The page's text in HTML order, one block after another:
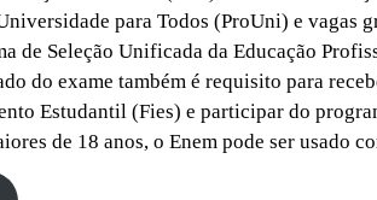
para Todos (ProUni) e vagas
de Seleção Unificada da Educação
do exame também é requisito para
Estudantil (Fies) e participar do
de 18 anos, o Enem pode ser usado